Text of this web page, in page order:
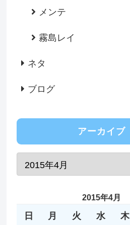
メンテ
霧島レイ
ネタ
ブログ
アーカイブ
2015年4月
日 月 火 水 木